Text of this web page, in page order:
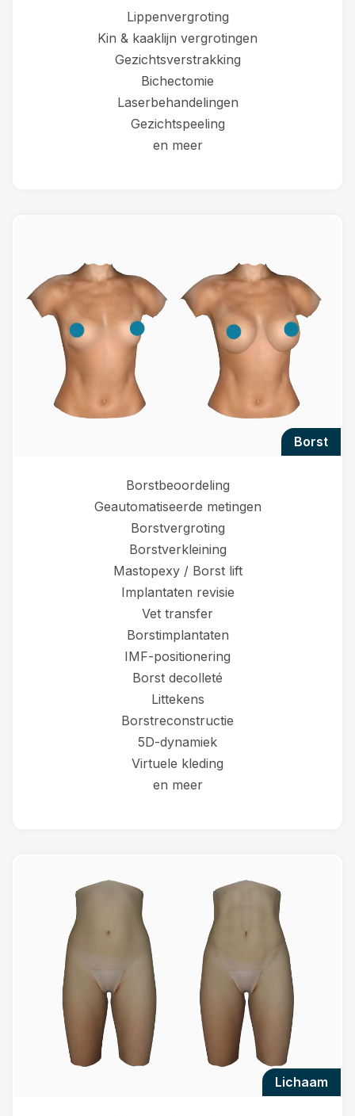
Lippenvergroting
Kin & kaaklijn vergrotingen
Gezichtsverstrakking
Bichectomie
Laserbehandelingen
Gezichtspeeling
en meer
borst
Borstbeoordeling
Geautomatiseerde metingen
Borstvergroting
Borstverkleining
Mastopexy / Borst lift
Implantaten revisie
Vet transfer
Borstimplantaten
IMF-positionering
Borst decolleté
Littekens
Borstreconstructie
5D-dynamiek
Virtuele kleding
en meer
lichaam